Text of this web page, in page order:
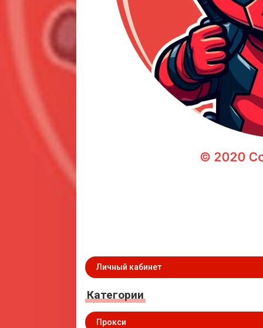
Личный кабинет
Категории
Прокси